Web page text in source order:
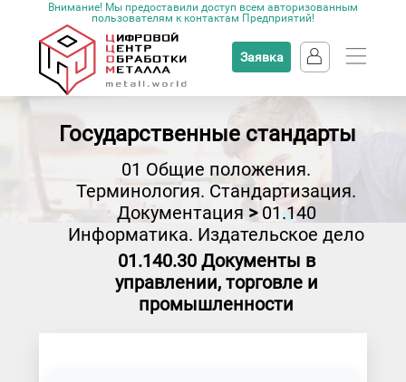
Внимание! Мы предоставили доступ всем авторизованным
пользователям к контактам Предприятий!
Заявка
Государственные стандарты
01 Общие положения.
Терминология. Стандартизация.
Документация > 01.140
Информатика. Издательское дело
01.140.30 Документы в
управлении, торговле и
промышленности